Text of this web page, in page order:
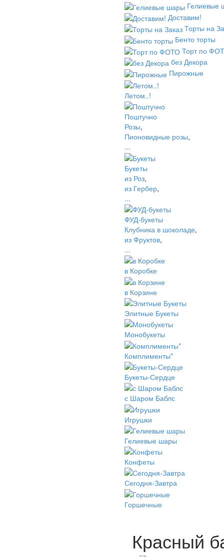
Гелиевые
Доставим!
Торты на
Бенто торты
Торт по
без Декора
Пирожные
Летом..!
Поштучно
Розы,
Пионовидные розы,
...
Букеты
из Роз,
из Гербер,
...
ФУД-букеты
Клубника в шоколаде,
из Фруктов,
...
в Коробке
в Корзине
Элитные Букеты
Монобукеты
Комплименты*
Букеты-Сердце
с Шаром Баблс
Игрушки
Гелиевые шары
Конфеты
Сегодня-Завтра
Горшечные
Красный